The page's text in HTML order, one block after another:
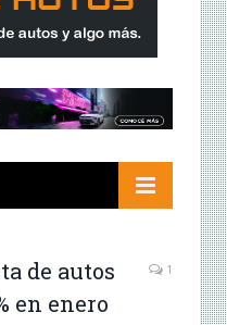
de autos
en enero
1